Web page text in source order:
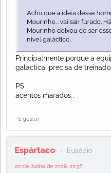
Acho que a ideia desse
Mourinho... vai sair furado.
Mourinho deixou de ser
nível galáctico.
Principalmente porque a
galactica, precisa de
PS
acentos marados..
(1 gosto)
Espártaco Eusébio
02 de Junho de 2026, 22:58